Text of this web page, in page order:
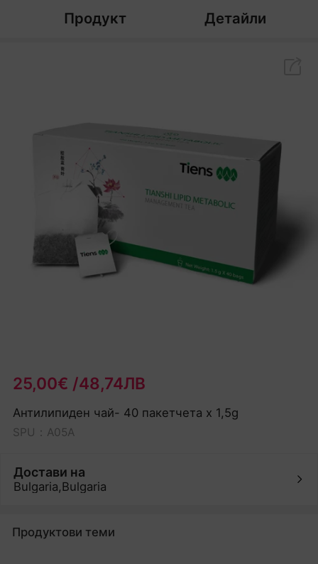
Продукт Детайли
25,00€ /48,74ЛВ
Антилипиден чай- 40 пакетчета x 1,5g
SPU：A05A
Достави на
Bulgaria,Bulgaria
Продуктови теми